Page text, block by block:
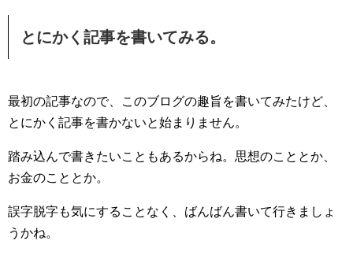
とにかく記事を書いてみる。
最初の記事なので、このブログの趣旨を書いてみたけど、
とにかく記事を書かないと始まりません。
踏み込んで書きたいこともあるからね。思想のこととか、
お金のこととか。
誤字脱字も気にすることなく、ばんばん書いて行きましょ
うかね。